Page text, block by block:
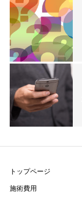
トップページ
施術費用